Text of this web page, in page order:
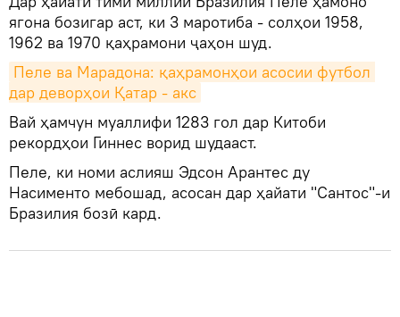
ягона бозигар аст, ки 3 маротиба - солҳои 1958,
1962 ва 1970 қаҳрамони ҷаҳон шуд.
Пеле ва Марадона: қаҳрамонҳои асосии футбол
дар деворҳои Қатар - акс
Вай ҳамчун муаллифи 1283 гол дар Китоби
рекордҳои Гиннес ворид шудааст.
Пеле, ки номи аслияш Эдсон Арантес ду
Насименто мебошад, асосан дар ҳайати "Сантос"-и
Бразилия бозӣ кард.